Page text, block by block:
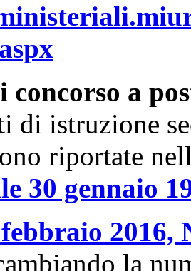
concorso a
di istruzione
riportate
30 gennaio
2016,
la